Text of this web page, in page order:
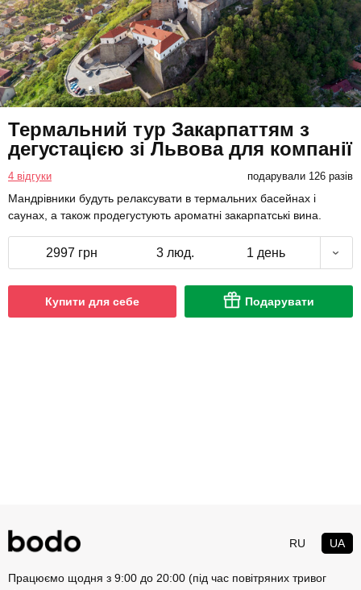
Термальний тур Закарпаттям з
дегустацією зі Львова для компанії
4 відгуки подарували 126 разів
Мандрівники будуть релаксувати в термальних басейнах і
саунах, а також продегустують ароматні закарпатські вина.
2997 грн 3 люд. 1 день
Купити для себе Подарувати
RU UA
Працюємо щодня з 9:00 до 20:00 (під час повітряних тривог